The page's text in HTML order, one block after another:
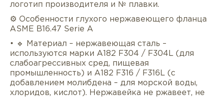
логотип производителя и № плавки.
⚙️ Особенности глухого нержавеющего фланца
ASME B16.47 Serie A
• 🔹 Материал – нержавеющая сталь –
используются марки A182 F304 / F304L (для
слабоагрессивных сред, пищевая
промышленность) и A182 F316 / F316L (с
добавлением молибдена – для морской воды,
хлоридов, кислот). Нержавейка не ржавеет, не